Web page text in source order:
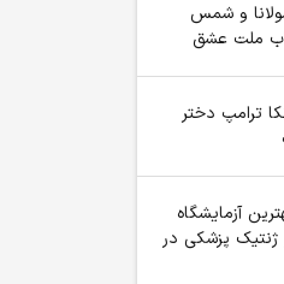
رایگان ایرانسل
و شمس
ملت عشق
ترامپ دختر
آزمایشگاه
ژنتیک پزشکی در